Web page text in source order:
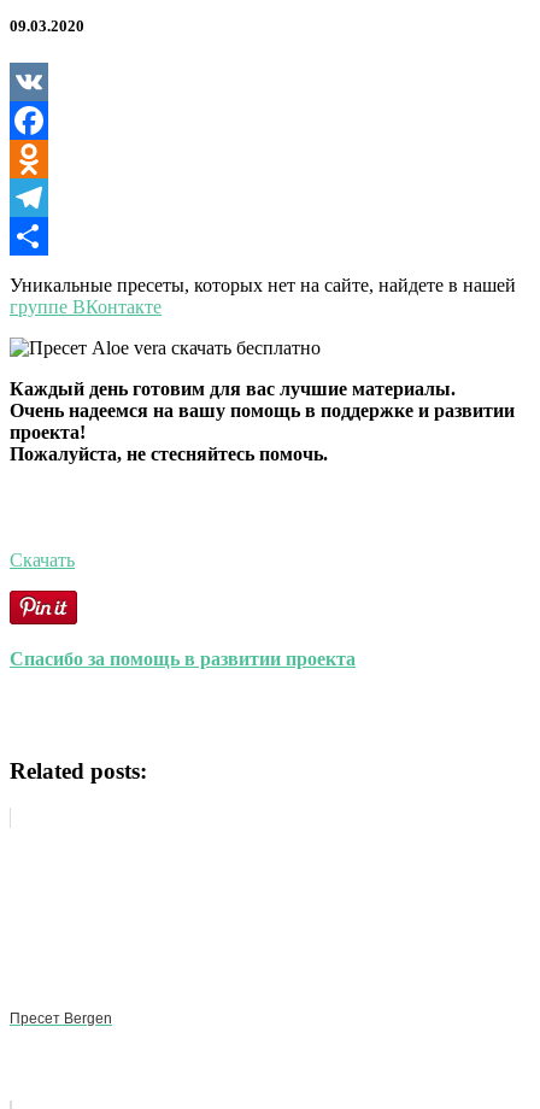
09.03.2020
VK
Facebook
Odnoklassniki
Telegram
Отправить
Уникальные пресеты, которых нет на сайте, найдете в нашей
группе ВКонтакте
Каждый день готовим для вас лучшие материалы.
Очень надеемся на вашу помощь в поддержке и развитии
проекта!
Пожалуйста, не стесняйтесь помочь.
Скачать
Спасибо за помощь в развитии проекта
Related posts:
Пресет Bergen